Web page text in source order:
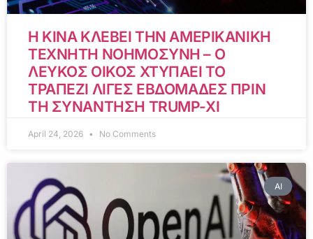
Η ΚΙΝΑ ΚΛΕΒΕΙ ΤΗΝ ΑΜΕΡΙΚΑΝΙΚΗ
ΤΕΧΝΗΤΗ ΝΟΗΜΟΣΥΝΗ – Ο
ΛΕΥΚΟΣ ΟΙΚΟΣ ΧΤΥΠΑΕΙ ΤΟ
ΤΡΑΠΕΖΙ ΛΙΓΕΣ ΕΒΔΟΜΑΔΕΣ ΠΡΙΝ
ΤΗ ΣΥΝΑΝΤΗΣΗ TRUMP-XI
April 24, 2026 No Comments
AI